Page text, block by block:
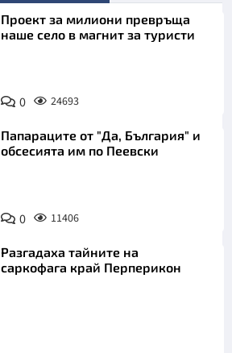
Проект за милиони превръща
наше село в магнит за туристи
0 24693
Папараците от "Да, България" и
обсесията им по Пеевски
0 11406
Разгадаха тайните на
саркофага край Перперикон